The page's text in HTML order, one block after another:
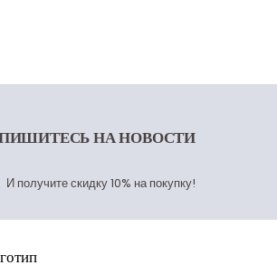
НА НОВОСТИ
И получите скидку 10% на покупку!